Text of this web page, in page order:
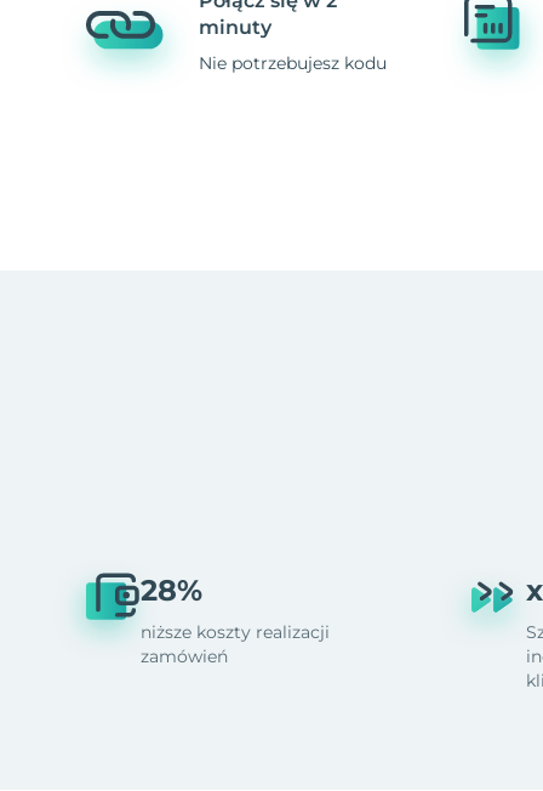
minuty
Nie potrzebujesz kodu
28%
niższe koszty realizacji
zamówień